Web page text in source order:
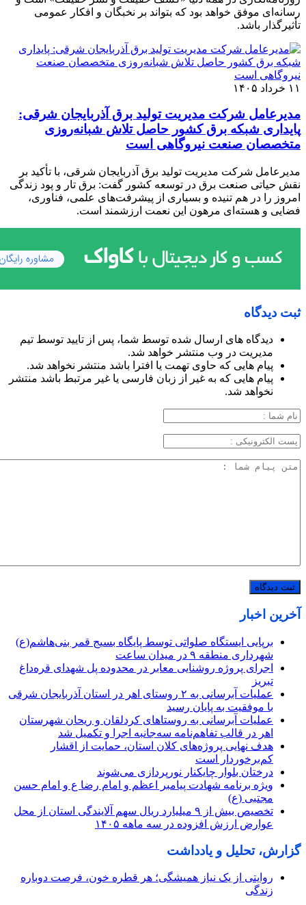
رسانه‌ای موفق خواهد بود که بتواند بر نخبگان و افکار عمومی
تأثیرگذار باشد.
۱۱ خرداد ۱۴۰۵
مدیرعامل شرکت مدیریت تولید برق آذربایجان شرقی:
پایداری شبکه برق کشور حاصل تلاش شبانه‌روزی
متخصصان صنعت نیروگاهی است
مدیرعامل شرکت مدیریت تولید برق آذربایجان شرقی، با تأکید بر
نقش حیاتی صنعت برق در توسعه کشور گفت: برق تار و پود زندگی
امروز را در هم تنیده و بسیاری از پیشرفت‌های علمی، فناوری،
فضایی و هسته‌ای مرهون این نعمت ارزشمند است.
ثبت دیدگاه
دیدگاه های ارسال شده توسط شما، پس از تایید توسط تیم
مدیریت در وب منتشر خواهد شد.
پیام هایی که حاوی تهمت یا افترا باشد منتشر نخواهد شد.
پیام هایی که به غیر از زبان فارسی یا غیر مرتبط باشد منتشر
نخواهد شد.
آخرین اخبار
برپایی ایستگاه صلواتی توسط پایگاه بسیج قمر بنی‌هاشم(ع)
شهرداری منطقه ۹ در میدان ساعت
اجرای پروژه روشنایی معابر در محدوده پل شهدای قره‌داغ
تبریز
عملیات آبرسانی به ۲ روستای اهر در استان آذربایجان شرقی
با موفقیت به پایان رسید
عملیات آبرسانی به روستاهای کردلقان و ریحان شهرستان
اهر در قالب تفاهم‌نامه سه‌جانبه اجرا و تکمیل شد
هدف نهایی پروژه‌های کلان استان، حمایت از اقشار
کم‌برخوردار است
درختان بلوار چایکنار نورپردازی می‌شوند
ویژه برنامه شهادت پیامبر اعظم و امام رضا ع و امام حسن
مجتبی (ع)
تخصیص بیش از ۹ میلیارد ریال سهم آلایندگی استان از محل
عوارض ارزش افزوده در سه ماهه ۱۴۰۵
گزارش، تحلیل و یادداشت
روایتی از یک نیاز همیشگی؛ هر قطره خون، فرصت دوباره
زندگی